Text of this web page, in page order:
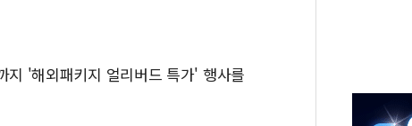
이마트, 트레이더스 'T-카페' 일반 점포 첫 입점
한경협 "에너지 위기 반복…탈탄소 설비 전환 지원 강화해야"
지 '해외패키지 얼리버드 특가' 행사를